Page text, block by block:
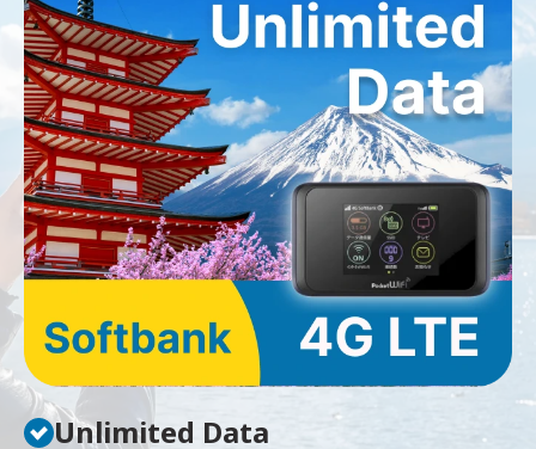
Unlimited Data